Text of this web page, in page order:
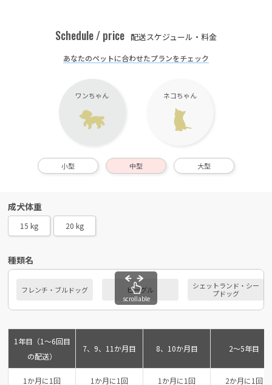
Schedule / price 配送スケジュール・料金
あなたのペットに合わせたプランをチェック
ワンちゃん ネコちゃん
小型 中型 大型
成犬体重
15 kg 20 kg
種類名
フレンチ・ブルドッグ ビーグル
シェットランド・シー
プドッグ
scrollable
1年目（1～6回目
の配送）
7、9、11か月目 8、10か月目 2～5年目
1か月に1回 1か月に1回 1か月に1回 2か月に1回